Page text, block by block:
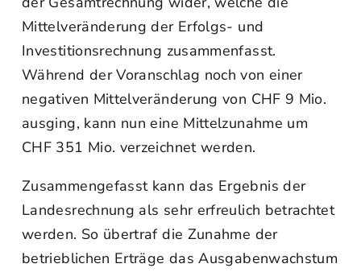
Mittelveränderung der Erfolgs- und
Investitionsrechnung zusammenfasst.
Während der Voranschlag noch von einer
negativen Mittelveränderung von CHF 9 Mio.
ausging, kann nun eine Mittelzunahme um
CHF 351 Mio. verzeichnet werden.
Zusammengefasst kann das Ergebnis der
Landesrechnung als sehr erfreulich betrachtet
werden. So übertraf die Zunahme der
betrieblichen Erträge das Ausgabenwachstum